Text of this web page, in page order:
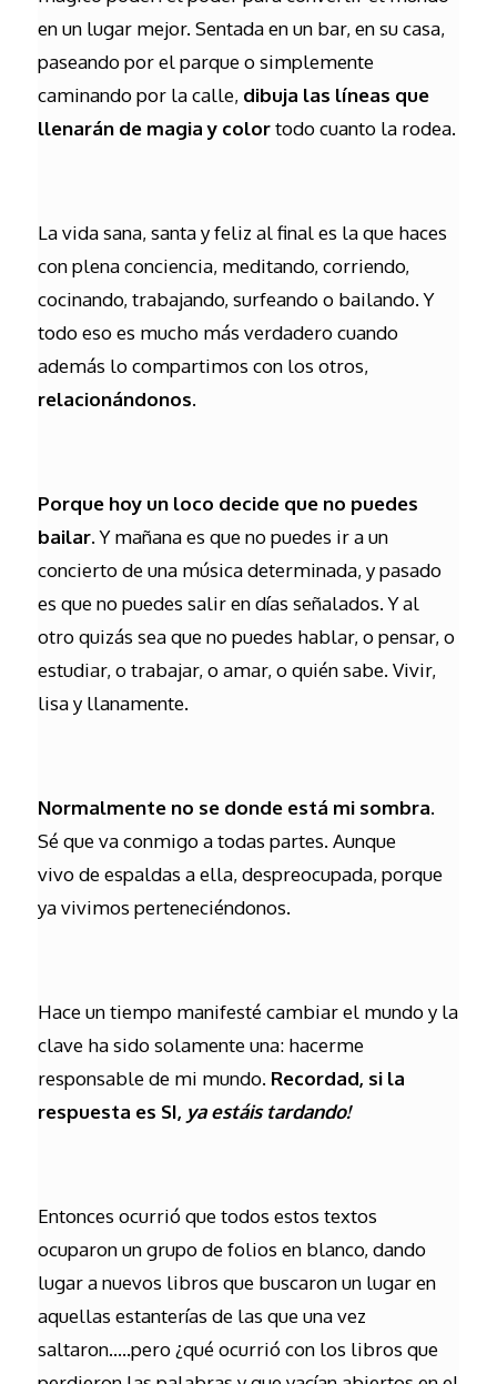
en un lugar mejor. Sentada en un bar, en su casa,
paseando por el parque o simplemente
caminando por la calle, dibuja las líneas que
llenarán de magia y colortodo cuanto la rodea.
La vida sana, santa y feliz al final es la que haces
con plena conciencia, meditando, corriendo,
cocinando, trabajando, surfeando o bailando. Y
todo eso es mucho más verdadero cuando
además lo compartimos con los otros,
relacionándonos.
Porque hoy un loco decide que no puedes
bailar. Y mañana es que no puedes ir a un
concierto de una música determinada, y pasado
es que no puedes salir en días señalados. Y al
otro quizás sea que no puedes hablar, o pensar, o
estudiar, o trabajar, o amar, o quién sabe. Vivir,
lisa y llanamente.
Normalmente no se donde está mi sombra.
Sé que va conmigo a todas partes. Aunque
vivo de espaldas a ella, despreocupada, porque
ya vivimos perteneciéndonos.
Hace un tiempo manifesté cambiar el mundo y la
clave ha sido solamente una: hacerme
responsable de mi mundo. Recordad, si la
respuesta es SI, ya estáis tardando!
Entonces ocurrió que todos estos textos
ocuparon un grupo de folios en blanco, dando
lugar a nuevos libros que buscaron un lugar en
aquellas estanterías de las que una vez
saltaron…..pero ¿qué ocurrió con los libros que